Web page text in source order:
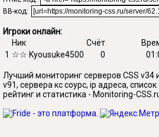
BB-код:
Игроки онлайн:
Ник
Счёт
1 ☆☆ Kyousuke4500 0
Лучший мониторинг серверов CSS v34
v91, сервера кс соурс, ip адреса,
рейтинг и статистика - Monitoring-